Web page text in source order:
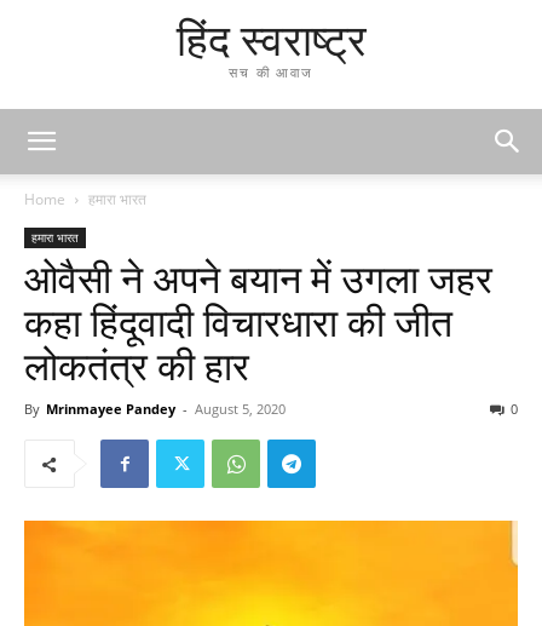
हिंद स्वराष्ट्र
सच की आवाज
Home हमारा भारत
हमारा भारत
ओवैसी ने अपने बयान में उगला जहर
कहा हिंदूवादी विचारधारा की जीत
लोकतंत्र की हार
By Mrinmayee Pandey - August 5, 2020 0